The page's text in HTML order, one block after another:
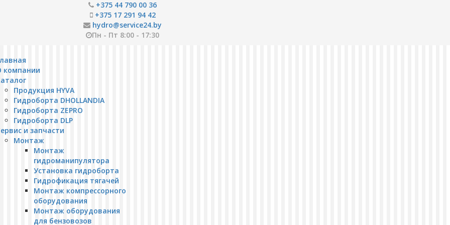
+375 44 790 00 36
+375 17 291 94 42
hydro@service24.by
Пн - Пт 8:00 - 17:30
компании
Продукция HYVA
Гидроборта DHOLLANDIA
Гидроборта ZEPRO
Гидроборта DLP
и запчасти
Монтаж
Монтаж
гидроманипулятора
Установка гидроборта
Гидрофикация тягачей
Монтаж компрессорного
оборудования
Монтаж оборудования
для бензовозов